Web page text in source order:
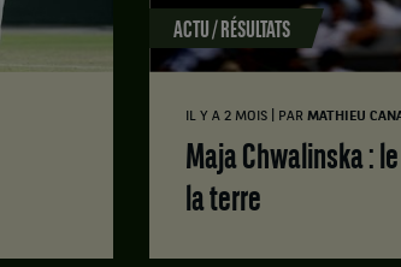
ACTU / RÉSULTATS
IL Y A 2 MOIS PAR MATHIEU
Maja Chwalinska : le calme pour faire (encore) trembler
la terre